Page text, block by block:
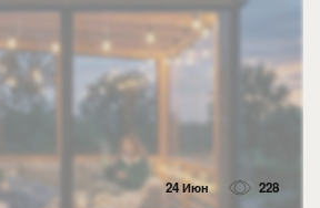
24 Июн 228